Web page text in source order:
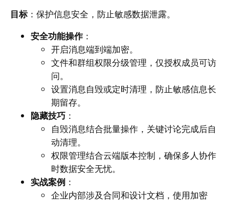
目标：保护信息安全，防止敏感数据泄露。
安全功能操作：
开启消息端到端加密。
文件和群组权限分级管理，仅授权成员可访
问。
设置消息自毁或定时清理，防止敏感信息长
期留存。
隐藏技巧 ：
自毁消息结合批量操作，关键讨论完成后自
动清理。
权限管理结合云端版本控制，确保多人协作
时数据安全无忧。
实战案例 ：
企业内部涉及合同和设计文档，使用加密